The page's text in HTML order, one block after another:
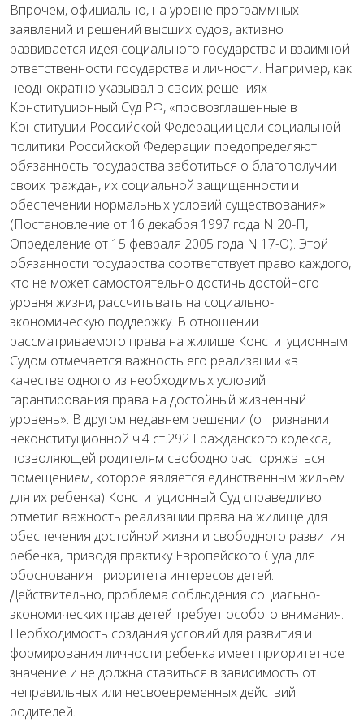
Впрочем, официально, на уровне программных
заявлений и решений высших судов, активно
развивается идея социального государства и взаимной
ответственности государства и личности. Например, как
неоднократно указывал в своих решениях
Конституционный Суд РФ, «провозглашенные в
Конституции Российской Федерации цели социальной
политики Российской Федерации предопределяют
обязанность государства заботиться о благополучии
своих граждан, их социальной защищенности и
обеспечении нормальных условий существования»
(Постановление от 16 декабря 1997 года N 20-П,
Определение от 15 февраля 2005 года N 17-О). Этой
обязанности государства соответствует право каждого,
кто не может самостоятельно достичь достойного
уровня жизни, рассчитывать на социально-
экономическую поддержку. В отношении
рассматриваемого права на жилище Конституционным
Судом отмечается важность его реализации «в
качестве одного из необходимых условий
гарантирования права на достойный жизненный
уровень». В другом недавнем решении (о признании
неконституционной ч.4 ст.292 Гражданского кодекса,
позволяющей родителям свободно распоряжаться
помещением, которое является единственным жильем
для их ребенка) Конституционный Суд справедливо
отметил важность реализации права на жилище для
обеспечения достойной жизни и свободного развития
ребенка, приводя практику Европейского Суда для
обоснования приоритета интересов детей.
Действительно, проблема соблюдения социально-
экономических прав детей требует особого внимания.
Необходимость создания условий для развития и
формирования личности ребенка имеет приоритетное
значение и не должна ставиться в зависимость от
неправильных или несвоевременных действий
родителей.